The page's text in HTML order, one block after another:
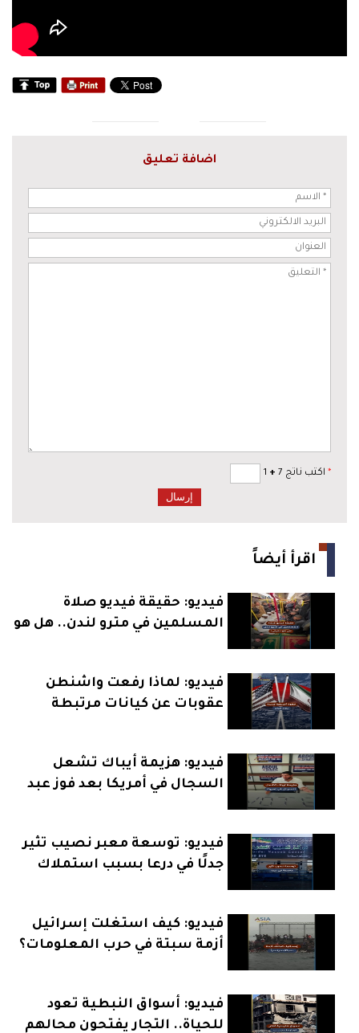
اضافة تعليق
* اكتب ناتج 7 +
اقرأ أيضاً
فيديو: حقيقة فيديو صلاة
المسلمين في مترو لندن.. هل هو
فيديو: لماذا رفعت واشنطن
عقوبات عن كيانات مرتبطة
فيديو: هزيمة أيباك تشعل
السجال في أمريكا بعد فوز عبد
فيديو: توسعة معبر نصيب تثير
جدلًا في درعا بسبب استملاك
فيديو: كيف استغلت إسرائيل
أزمة سبتة في حرب المعلومات؟
فيديو: أسواق النبطية تعود
للحياة.. التجار يفتحون محالهم